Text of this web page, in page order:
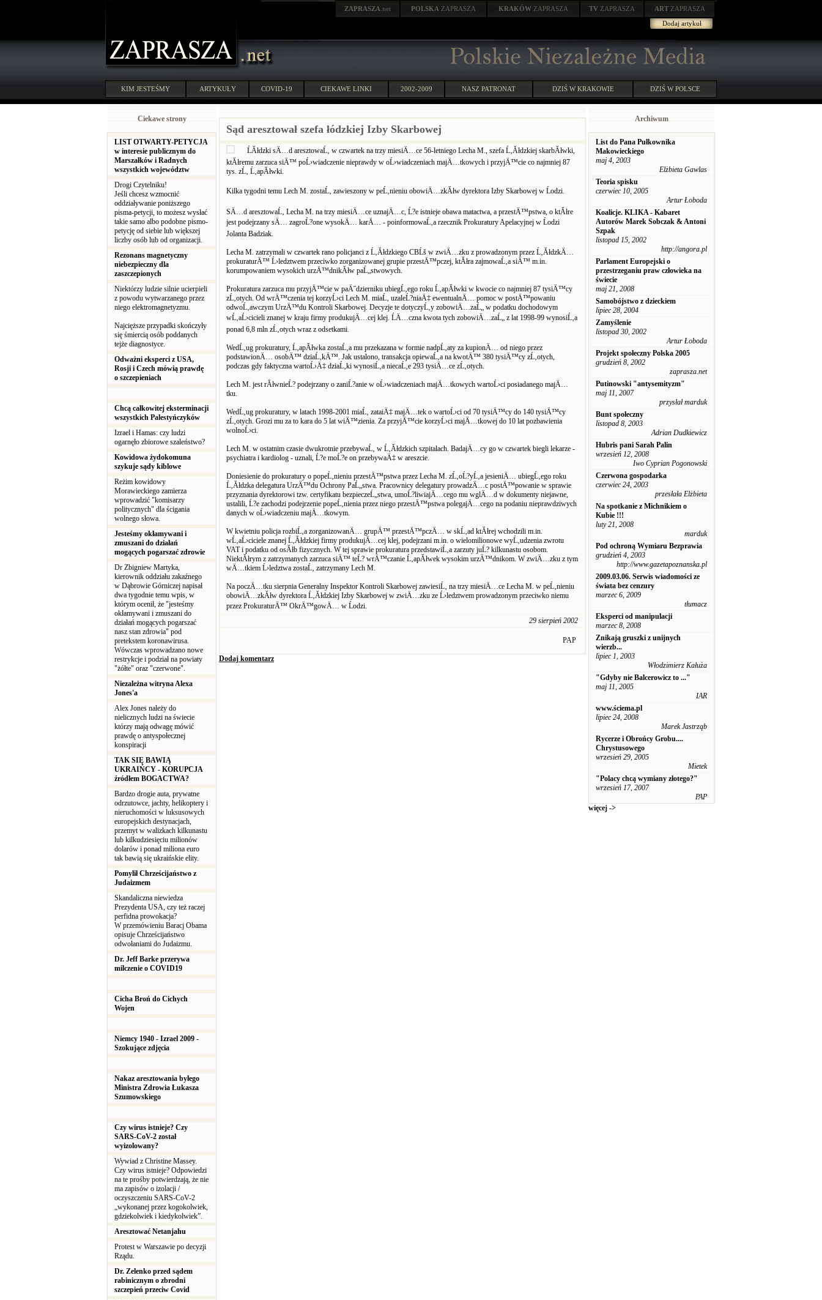
ZAPRASZA .net POLSKA ZAPRASZA KRAKÓW ZAPRASZA TV ZAPRASZA ART ZAPRASZA
Dodaj artykuł
KIM JESTEŚMY ARTYKUŁY COVID-19 CIEKAWE LINKI 2002-2009 NASZ PATRONAT DZIŚ W KRAKOWIE DZIŚ W POLSCE
Ciekawe strony
LIST OTWARTY-PETYCJA
w interesie publicznym do
Marszałków i Radnych
wszystkich województw
Drogi Czytelniku!
Jeśli chcesz wzmocnić
oddziaływanie poniższego
pisma-petycji, to możesz wysłać
takie samo albo podobne pismo-
petycję od siebie lub większej
liczby osób lub od organizacji.
Rezonans magnetyczny
niebezpieczny dla
zaszczepionych
Niektórzy ludzie silnie ucierpieli
z powodu wytwarzanego przez
niego elektromagnetyzmu.
Najcięższe przypadki skończyły
się śmiercią osób poddanych
tejże diagnostyce.
Odważni eksperci z USA,
Rosji i Czech mówią prawdę
o szczepieniach
Chcą całkowitej eksterminacji
wszystkich Palestyńczyków
Izrael i Hamas: czy ludzi
ogarnęło zbiorowe szaleństwo?
Kowidowa żydokomuna
szykuje sądy kiblowe
Reżim kowidowy
Morawieckiego zamierza
wprowadzić "komisarzy
politycznych" dla ścigania
wolnego słowa.
Jesteśmy okłamywani i
zmuszani do działań
mogących pogarszać zdrowie
Dr Zbigniew Martyka,
kierownik oddziału zakaźnego
w Dąbrowie Górniczej napisał
dwa tygodnie temu wpis, w
którym ocenił, że "jesteśmy
okłamywani i zmuszani do
działań mogących pogarszać
nasz stan zdrowia" pod
pretekstem koronawirusa.
Wówczas wprowadzano nowe
restrykcje i podział na powiaty
"żółte" oraz "czerwone".
Niezależna witryna Alexa
Jones'a
Alex Jones należy do
nielicznych ludzi na świecie
którzy mają odwagę mówić
prawdę o antyspołecznej
konspiracji
TAK SIĘ BAWIĄ
UKRAIŃCY - KORUPCJA
źródłem BOGACTWA?
Bardzo drogie auta, prywatne
odrzutowce, jachty, helikoptery i
nieruchomości w luksusowych
europejskich destynacjach,
przemyt w walizkach kilkunastu
lub kilkudziesięciu milionów
dolarów i ponad miliona euro
tak bawią się ukraińskie elity.
Pomylił Chrześcijaństwo z
Judaizmem
Skandaliczna niewiedza
Prezydenta USA, czy też raczej
perfidna prowokacja?
W przemówieniu Baracj Obama
opisuje Chrześcijaństwo
odwołaniami do Judaizmu.
Dr. Jeff Barke przerywa
milczenie o COVID19
Cicha Broń do Cichych
Wojen
Niemcy 1940 - Izrael 2009 -
Szokujące zdjęcia
Nakaz aresztowania byłego
Ministra Zdrowia Łukasza
Szumowskiego
Czy wirus istnieje? Czy
SARS-CoV-2 został
wyizolowany?
Wywiad z Christine Massey.
Czy wirus istnieje? Odpowiedzi
na te prośby potwierdzają, że nie
ma zapisów o izolacji /
oczyszczeniu SARS-CoV-2
„wykonanej przez kogokolwiek,
gdziekolwiek i kiedykolwiek”.
Aresztować Netanjahu
Protest w Warszawie po decyzji
Rządu.
Dr. Zelenko przed sądem
rabinicznym o zbrodni
szczepień przeciw Covid
Sąd aresztował szefa łódzkiej Izby Skarbowej
ĹĂłdzki sÄ…d aresztowaĹ‚ w czwartek na trzy miesiÄ…ce 56-letniego Lecha M., szefa Ĺ‚Ăłdzkiej skarbĂłwki,
ktĂłremu zarzuca siÄ™ poĹ›wiadczenie nieprawdy w oĹ›wiadczeniach majÄ…tkowych i przyjÄ™cie co najmniej 87
tys. zĹ‚ Ĺ‚apĂłwki.
Kilka tygodni temu Lech M. zostaĹ‚ zawieszony w peĹ‚nieniu obowiÄ…zkĂłw dyrektora Izby Skarbowej w Ĺodzi.
SÄ…d aresztowaĹ‚ Lecha M. na trzy miesiÄ…ce uznajÄ…c, Ĺ?e istnieje obawa matactwa, a przestÄ™pstwa, o ktĂłre
jest podejrzany sÄ… zagroĹ?one wysokÄ… karÄ… - poinformowaĹ‚a rzecznik Prokuratury Apelacyjnej w Ĺodzi
Jolanta Badziak.
Lecha M. zatrzymali w czwartek rano policjanci z Ĺ‚Ăłdzkiego CBĹš w zwiÄ…zku z prowadzonym przez Ĺ‚ĂłdzkÄ…
prokuraturÄ™ Ĺ›ledztwem przeciwko zorganizowanej grupie przestÄ™pczej, ktĂłra zajmowaĹ‚a siÄ™ m.in.
korumpowaniem wysokich urzÄ™dnikĂłw paĹ„stwowych.
Prokuratura zarzuca mu przyjÄ™cie w paÄ˝dzierniku ubiegĹ‚ego roku Ĺ‚apĂłwki w kwocie co najmniej 87 tysiÄ™cy
zĹ‚otych. Od wrÄ™czenia tej korzyĹ›ci Lech M. miaĹ‚ uzaleĹ?niaÄ‡ ewentualnÄ… pomoc w postÄ™powaniu
odwoĹ‚awczym UrzÄ™du Kontroli Skarbowej. Decyzje te dotyczyĹ‚y zobowiÄ…zaĹ„ w podatku dochodowym
wĹ‚aĹ›cicieli znanej w kraju firmy produkujÄ…cej klej. ĹÄ…czna kwota tych zobowiÄ…zaĹ„ z lat 1998-99 wynosiĹ‚a
ponad 6,8 mln zĹ‚otych wraz z odsetkami.
WedĹ‚ug prokuratury, Ĺ‚apĂłwka zostaĹ‚a mu przekazana w formie nadpĹ‚aty za kupionÄ… od niego przez
podstawionÄ… osobÄ™ dziaĹ‚kÄ™. Jak ustalono, transakcja opiewaĹ‚a na kwotÄ™ 380 tysiÄ™cy zĹ‚otych,
podczas gdy faktyczna wartoĹ›Ä‡ dziaĹ‚ki wynosiĹ‚a niecaĹ‚e 293 tysiÄ…ce zĹ‚otych.
Lech M. jest rĂłwnieĹ? podejrzany o zaniĹ?anie w oĹ›wiadczeniach majÄ…tkowych wartoĹ›ci posiadanego majÄ…
tku.
WedĹ‚ug prokuratury, w latach 1998-2001 miaĹ‚ zataiÄ‡ majÄ…tek o wartoĹ›ci od 70 tysiÄ™cy do 140 tysiÄ™cy
zĹ‚otych. Grozi mu za to kara do 5 lat wiÄ™zienia. Za przyjÄ™cie korzyĹ›ci majÄ…tkowej do 10 lat pozbawienia
wolnoĹ›ci.
Lech M. w ostatnim czasie dwukrotnie przebywaĹ‚ w Ĺ‚Ăłdzkich szpitalach. BadajÄ…cy go w czwartek biegli lekarze -
psychiatra i kardiolog - uznali, Ĺ?e moĹ?e on przebywaÄ‡ w areszcie.
Doniesienie do prokuratury o popeĹ‚nieniu przestÄ™pstwa przez Lecha M. zĹ‚oĹ?yĹ‚a jesieniÄ… ubiegĹ‚ego roku
Ĺ‚Ăłdzka delegatura UrzÄ™du Ochrony PaĹ„stwa. Pracownicy delegatury prowadzÄ…c postÄ™powanie w sprawie
przyznania dyrektorowi tzw. certyfikatu bezpieczeĹ„stwa, umoĹ?liwiajÄ…cego mu wglÄ…d w dokumenty niejawne,
ustalili, Ĺ?e zachodzi podejrzenie popeĹ‚nienia przez niego przestÄ™pstwa polegajÄ…cego na podaniu nieprawdziwych
danych w oĹ›wiadczeniu majÄ…tkowym.
W kwietniu policja rozbiĹ‚a zorganizowanÄ… grupÄ™ przestÄ™pczÄ… w skĹ‚ad ktĂłrej wchodzili m.in.
wĹ‚aĹ›ciciele znanej Ĺ‚Ăłdzkiej firmy produkujÄ…cej klej, podejrzani m.in. o wielomilionowe wyĹ‚udzenia zwrotu
VAT i podatku od osĂłb fizycznych. W tej sprawie prokuratura przedstawiĹ‚a zarzuty juĹ? kilkunastu osobom.
NiektĂłrym z zatrzymanych zarzuca siÄ™ teĹ? wrÄ™czanie Ĺ‚apĂłwek wysokim urzÄ™dnikom. W zwiÄ…zku z tym
wÄ…tkiem Ĺ›ledztwa zostaĹ‚ zatrzymany Lech M.
Na poczÄ…tku sierpnia Generalny Inspektor Kontroli Skarbowej zawiesiĹ‚ na trzy miesiÄ…ce Lecha M. w peĹ‚nieniu
obowiÄ…zkĂłw dyrektora Ĺ‚Ăłdzkiej Izby Skarbowej w zwiÄ…zku ze Ĺ›ledztwem prowadzonym przeciwko niemu
przez ProkuraturÄ™ OkrÄ™gowÄ… w Ĺodzi.
29 sierpień 2002
PAP
Dodaj komentarz
Archiwum
List do Pana Pułkownika
Makowieckiego
maj 4, 2003
Elżbieta Gawlas
Teoria spisku
czerwiec 10, 2005
Artur Łoboda
Koalicje. KLIKA - Kabaret
Autorów Marek Sobczak & Antoni
Szpak
listopad 15, 2002
http://angora.pl
Parlament Europejski o
przestrzeganiu praw człowieka na
świecie
maj 21, 2008
Samobójstwo z dzieckiem
lipiec 28, 2004
Zamyślenie
listopad 30, 2002
Artur Łoboda
Projekt społeczny Polska 2005
grudzień 8, 2002
zaprasza.net
Putinowski "antysemityzm"
maj 11, 2007
przysłał marduk
Bunt społeczny
listopad 8, 2003
Adrian Dudkiewicz
Hubris pani Sarah Palin
wrzesień 12, 2008
Iwo Cyprian Pogonowski
Czerwona gospodarka
czerwiec 24, 2003
przesłała Elżbieta
Na spotkanie z Michnikiem o
Kubie !!!
luty 21, 2008
marduk
Pod ochroną Wymiaru Bezprawia
grudzień 4, 2003
http://www.gazetapoznanska.pl
2009.03.06. Serwis wiadomości ze
świata bez cenzury
marzec 6, 2009
tłumacz
Eksperci od manipulacji
marzec 8, 2008
Znikają gruszki z unijnych
wierzb...
lipiec 1, 2003
Włodzimierz Kałuża
"Gdyby nie Balcerowicz to ..."
maj 11, 2005
IAR
www.ściema.pl
lipiec 24, 2008
Marek Jastrząb
Rycerze i Obrońcy Grobu....
Chrystusowego
wrzesień 29, 2005
Mietek
"Polacy chcą wymiany złotego?"
wrzesień 17, 2007
PAP
więcej ->